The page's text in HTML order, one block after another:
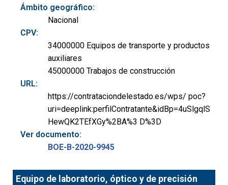
Ámbito geográfico:
Nacional
CPV:
34000000 Equipos de transporte y productos
auxiliares
45000000 Trabajos de construcción
URL:
https://contrataciondelestado.es/wps/ poc?
uri=deeplink:perfilContratante&idBp=4uSlgqlS
HewQK2TEfXGy%2BA%3 D%3D
Ver documento:
BOE-B-2020-9945
Equipo de laboratorio, óptico y de precisión